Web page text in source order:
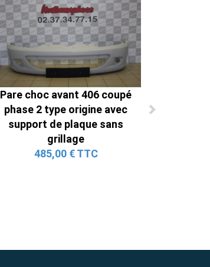
Pare choc avant 406 coupé
phase 2 type origine avec
support de plaque sans
grillage
485,00 € TTC